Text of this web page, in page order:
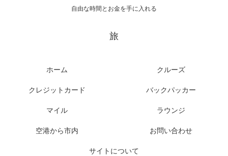
自由な時間とお金を手に入れる
旅
ホーム クルーズ
クレジットカード バックパッカー
マイル ラウンジ
空港から市内 お問い合わせ
サイトについて